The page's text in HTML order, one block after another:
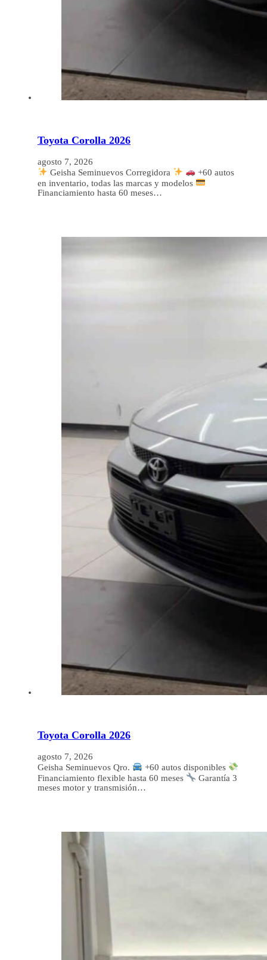
Toyota Corolla 2026
agosto 7, 2026
Geisha Seminuevos Corregidora
+60 autos
en inventario, todas las marcas y modelos
Financiamiento hasta 60 meses…
Toyota Corolla 2026
agosto 7, 2026
Geisha Seminuevos Qro.
+60 autos disponibles
Financiamiento flexible hasta 60 meses
Garantía 3
meses motor y transmisión…